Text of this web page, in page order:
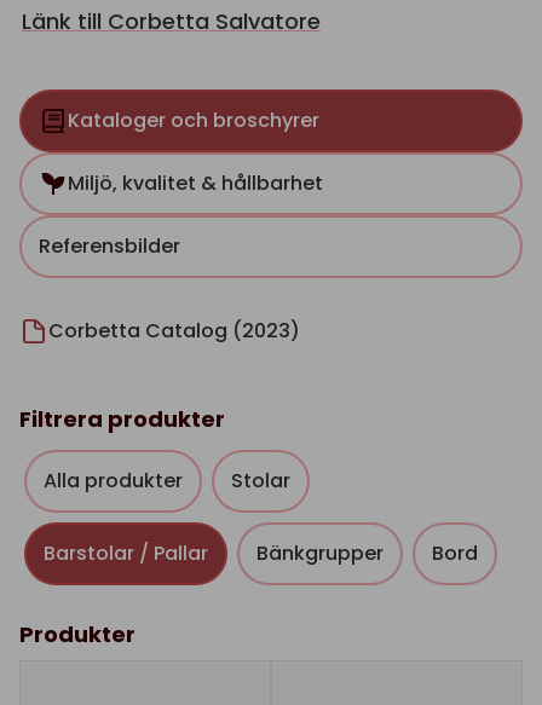
Länk till Corbetta Salvatore
Kataloger och broschyrer
Miljö, kvalitet & hållbarhet
Referensbilder
Corbetta Catalog (2023)
Filtrera produkter
Alla produkter Stolar
Barstolar / Pallar Bänkgrupper Bord
Produkter